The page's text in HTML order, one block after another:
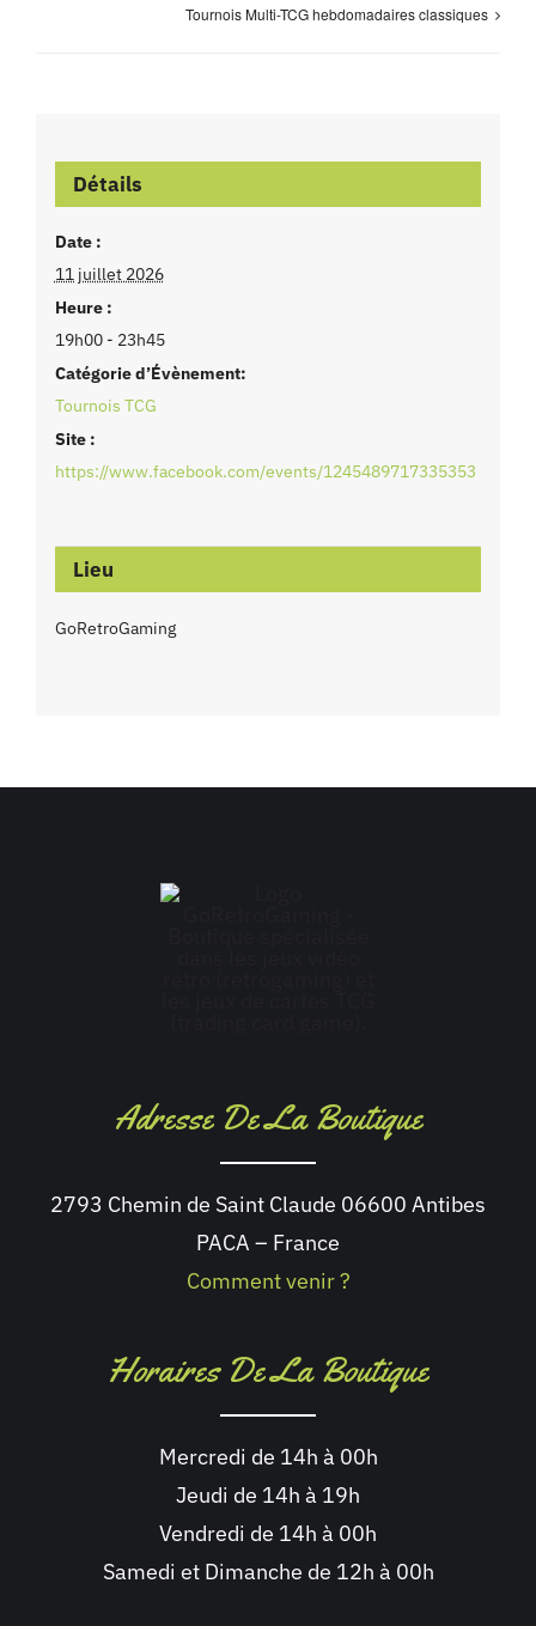
Tournois Multi-TCG hebdomadaires classiques
Détails
Date :
11 juillet 2026
Heure :
19h00 - 23h45
Catégorie d’Évènement:
Tournois TCG
Site :
https://www.facebook.com/events/1245489717335353
Lieu
GoRetroGaming
Adresse De La Boutique
2793 Chemin de Saint Claude 06600 Antibes
PACA – France
Comment venir ?
Horaires De La Boutique
Mercredi de 14h à 00h
Jeudi de 14h à 19h
Vendredi de 14h à 00h
Samedi et Dimanche de 12h à 00h